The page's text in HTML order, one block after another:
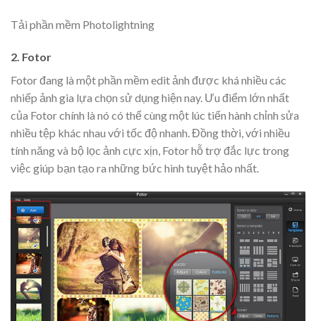
Tải phần mềm Photolightning
2. Fotor
Fotor đang là một phần mềm edit ảnh được khá nhiều các
nhiếp ảnh gia lựa chọn sử dụng hiện nay. Ưu điểm lớn nhất
của Fotor chính là nó có thể cùng một lúc tiến hành chỉnh sửa
nhiều tệp khác nhau với tốc độ nhanh. Đồng thời, với nhiều
tính năng và bộ lọc ảnh cực xịn, Fotor hỗ trợ đắc lực trong
việc giúp bạn tạo ra những bức hình tuyệt hảo nhất.